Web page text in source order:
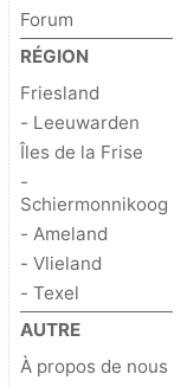
Forum
RÉGION
Friesland
- Leeuwarden
Îles de la Frise
-
Schiermonnikoog
- Ameland
- Vlieland
- Texel
AUTRE
À propos de nous